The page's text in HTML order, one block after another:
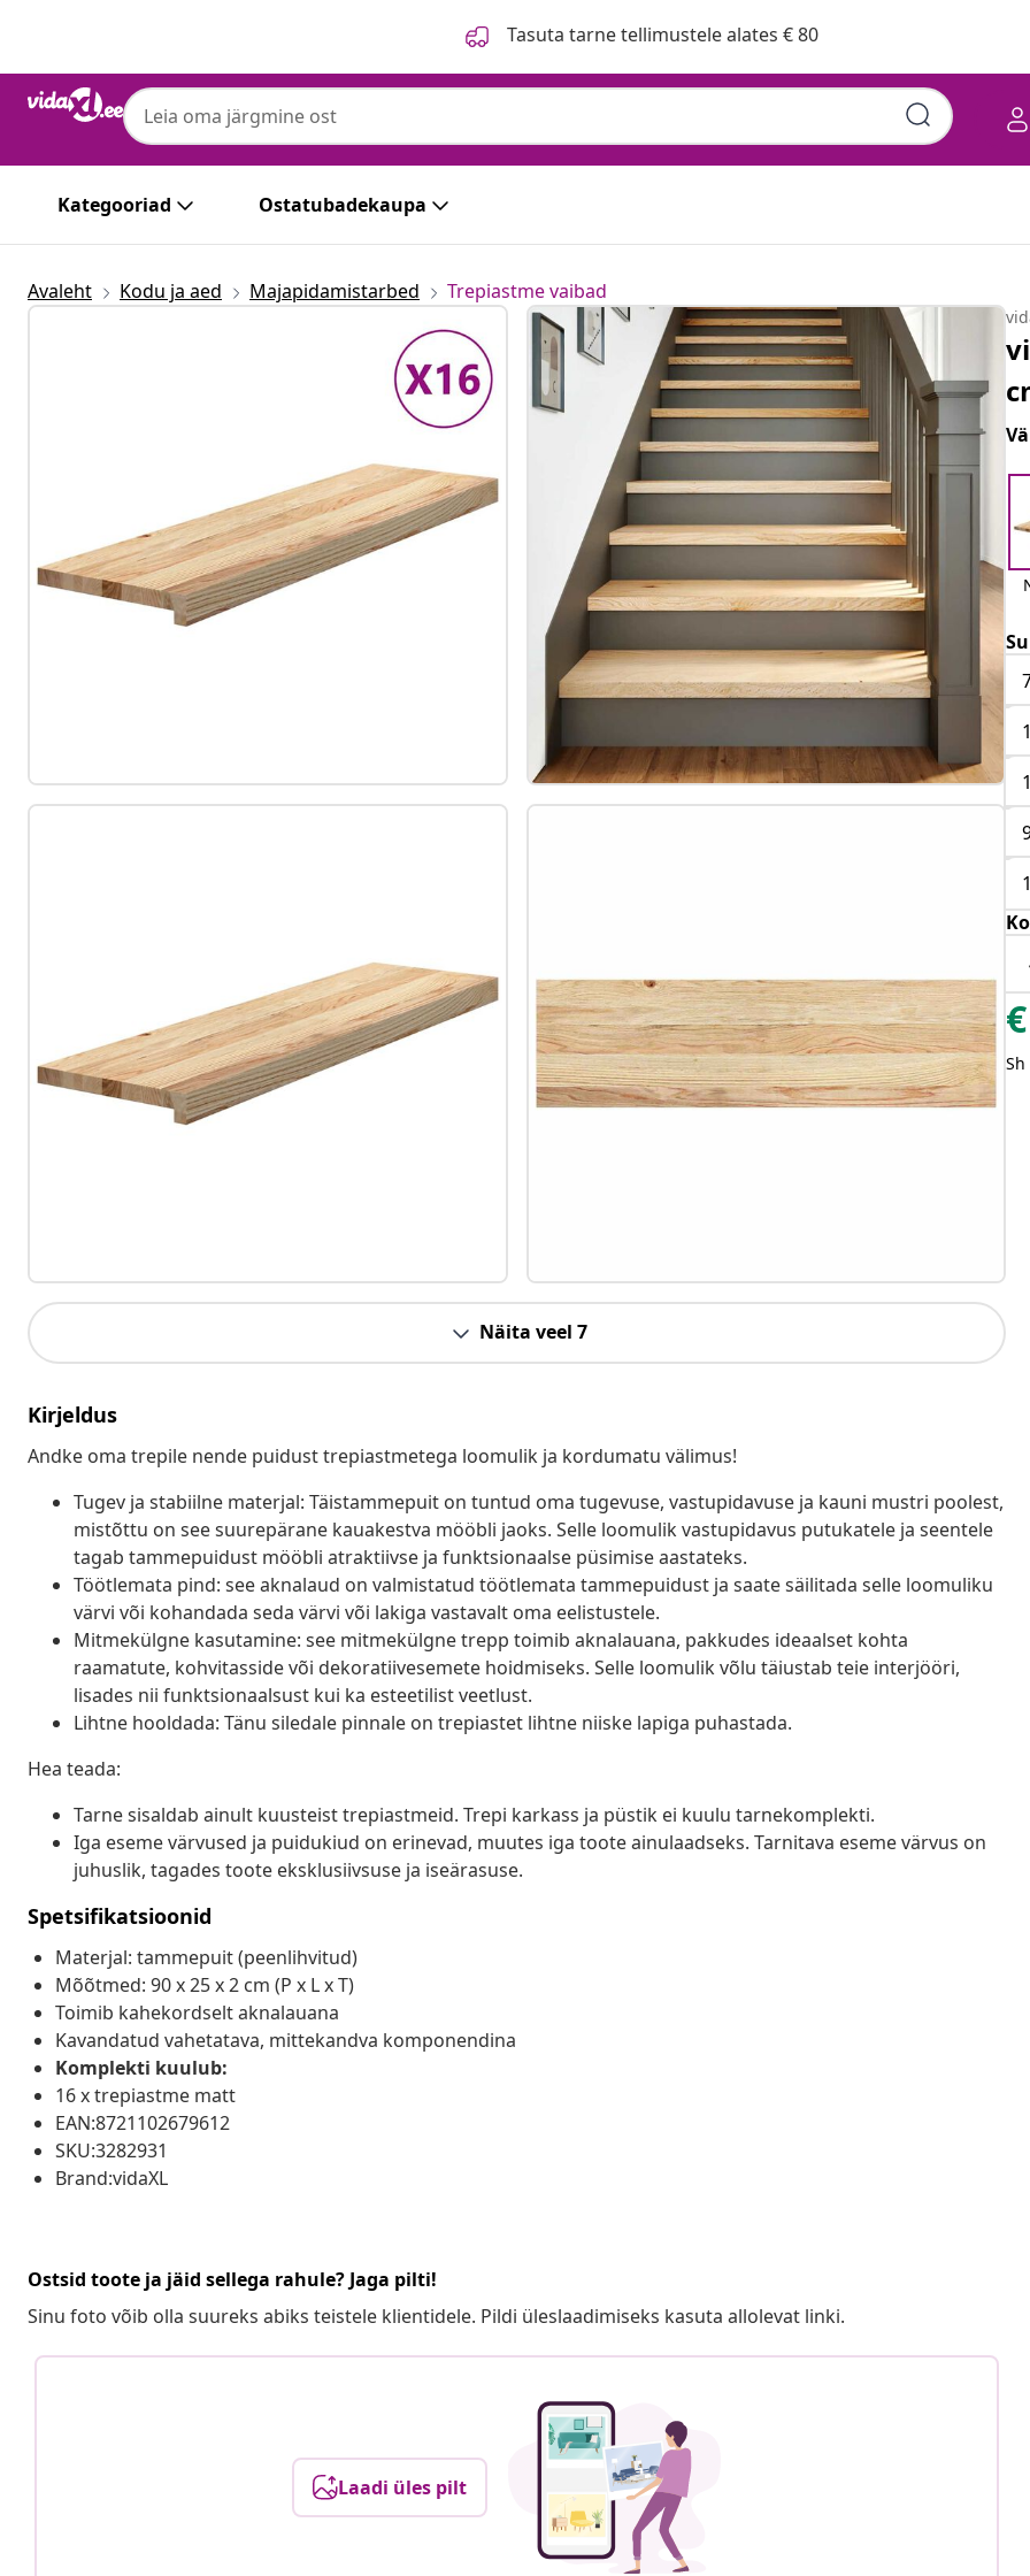
Tasuta tarne tellimustele alates € 80
Kategooriad Ostatubadekaupa
Avaleht Kodu ja aed Majapidamistarbed Trepiastme vaibad
Näita veel 7
Kirjeldus
Andke oma trepile nende puidust trepiastmetega loomulik ja kordumatu välimus!
Tugev ja stabiilne materjal: Täistammepuit on tuntud oma tugevuse, vastupidavuse ja kauni mustri poolest,
mistõttu on see suurepärane kauakestva mööbli jaoks. Selle loomulik vastupidavus putukatele ja seentele
tagab tammepuidust mööbli atraktiivse ja funktsionaalse püsimise aastateks.
Töötlemata pind: see aknalaud on valmistatud töötlemata tammepuidust ja saate säilitada selle loomuliku
värvi või kohandada seda värvi või lakiga vastavalt oma eelistustele.
Mitmekülgne kasutamine: see mitmekülgne trepp toimib aknalauana, pakkudes ideaalset kohta
raamatute, kohvitasside või dekoratiivesemete hoidmiseks. Selle loomulik võlu täiustab teie interjööri,
lisades nii funktsionaalsust kui ka esteetilist veetlust.
Lihtne hooldada: Tänu siledale pinnale on trepiastet lihtne niiske lapiga puhastada.
Hea teada:
Tarne sisaldab ainult kuusteist trepiastmeid. Trepi karkass ja püstik ei kuulu tarnekomplekti.
Iga eseme värvused ja puidukiud on erinevad, muutes iga toote ainulaadseks. Tarnitava eseme värvus on
juhuslik, tagades toote eksklusiivsuse ja iseärasuse.
Spetsifikatsioonid
Materjal: tammepuit (peenlihvitud)
Mõõtmed: 90 x 25 x 2 cm (P x L x T)
Toimib kahekordselt aknalauana
Kavandatud vahetatava, mittekandva komponendina
Komplekti kuulub:
16 x trepiastme matt
EAN:8721102679612
SKU:3282931
Brand:vidaXL
Ostsid toote ja jäid sellega rahule? Jaga pilti!
Sinu foto võib olla suureks abiks teistele klientidele. Pildi üleslaadimiseks kasuta allolevat linki.
Laadi üles pilt
€
Sh